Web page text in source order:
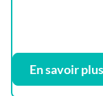
En savoir plus